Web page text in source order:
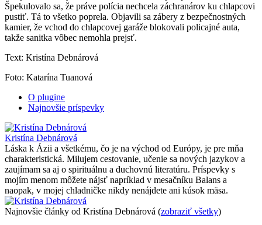
Špekulovalo sa, že práve polícia nechcela záchranárov ku chlapcovi
pustiť. Tá to všetko poprela. Objavili sa zábery z bezpečnostných
kamier, že vchod do chlapcovej garáže blokovali policajné auta,
takže sanitka vôbec nemohla prejsť.
Text: Kristína Debnárová
Foto: Katarína Tuanová
O plugine
Najnovšie príspevky
Kristína Debnárová
Láska k Ázii a všetkému, čo je na východ od Európy, je pre mňa
charakteristická. Milujem cestovanie, učenie sa nových jazykov a
zaujímam sa aj o spirituálnu a duchovnú literatúru. Príspevky s
mojím menom môžete nájsť napríklad v mesačníku Balans a
naopak, v mojej chladničke nikdy nenájdete ani kúsok mäsa.
Najnovšie články od Kristína Debnárová (zobraziť všetky)